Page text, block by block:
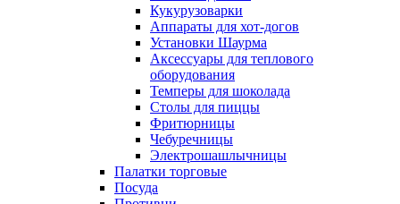
Кукурузоварки
Аппараты для хот-догов
Установки Шаурма
Аксессуары для теплового
оборудования
Темперы для шоколада
Столы для пиццы
Фритюрницы
Чебуречницы
Электрошашлычницы
Палатки торговые
Посуда